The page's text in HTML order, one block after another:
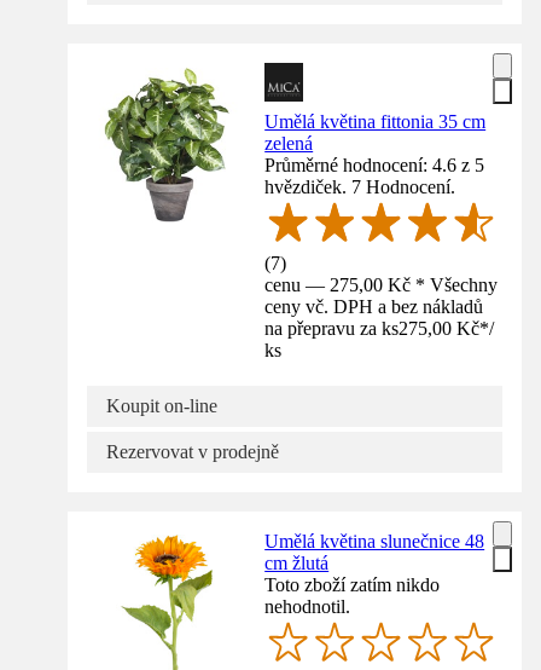
Umělá květina fittonia 35 cm
zelená
Průměrné hodnocení: 4.6 z 5
hvězdiček. 7 Hodnocení.
(7)
cenu — 275,00 Kč * Všechny
ceny vč. DPH a bez nákladů
na přepravu za ks275,00 Kč*/
ks
Koupit on-line
Rezervovat v prodejně
Umělá květina slunečnice 48
cm žlutá
Toto zboží zatím nikdo
nehodnotil.